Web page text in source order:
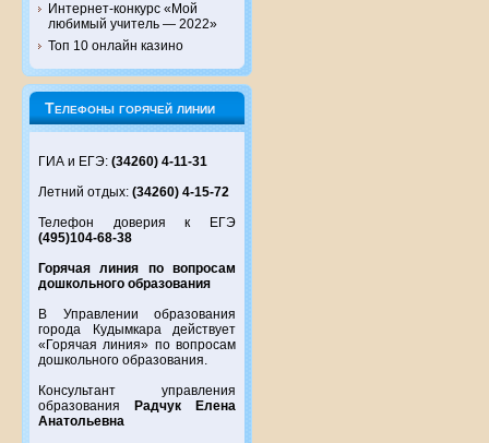
Интернет-конкурс «Мой
любимый учитель — 2022»
Топ 10 онлайн казино
Телефоны горячей линии
ГИА и ЕГЭ: (34260) 4-11-31
Летний отдых: (34260) 4-15-72
Телефон доверия к ЕГЭ
(495)104-68-38
Горячая линия по вопросам
дошкольного образования
В Управлении образования
города Кудымкара действует
«Горячая линия» по вопросам
дошкольного образования.
Консультант управления
образования
Радчук Елена
Анатольевна